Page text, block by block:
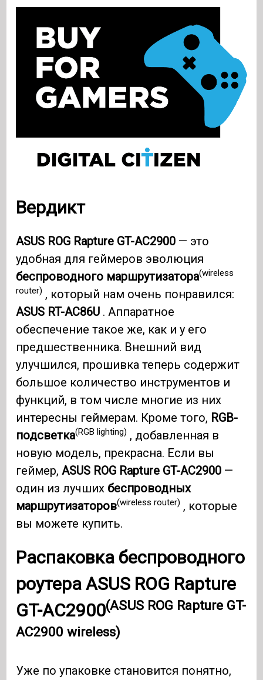
Вердикт
ASUS ROG Rapture GT-AC2900 — это
удобная для геймеров эволюция
беспроводного маршрутизатора(wireless
router) , который нам очень понравился:
ASUS RT-AC86U . Аппаратное
обеспечение такое же, как и у его
предшественника. Внешний вид
улучшился, прошивка теперь содержит
большое количество инструментов и
функций, в том числе многие из них
интересны геймерам. Кроме того, RGB-
подсветка(RGB lighting) , добавленная в
новую модель, прекрасна. Если вы
геймер,ASUS ROG Rapture GT-AC2900 —
один из лучших беспроводных
маршрутизаторов(wireless router) , которые
вы можете купить.
Распаковка беспроводного
роутераASUS ROG Rapture
GT-AC2900(ASUS ROG Rapture GT-
AC2900 wireless)
Уже по упаковке становится понятно,